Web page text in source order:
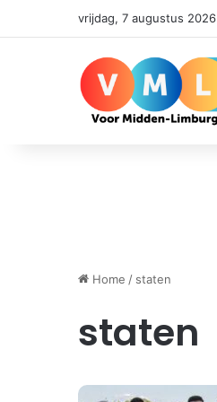
vrijdag, 7 augustus 2026
Home / staten
staten